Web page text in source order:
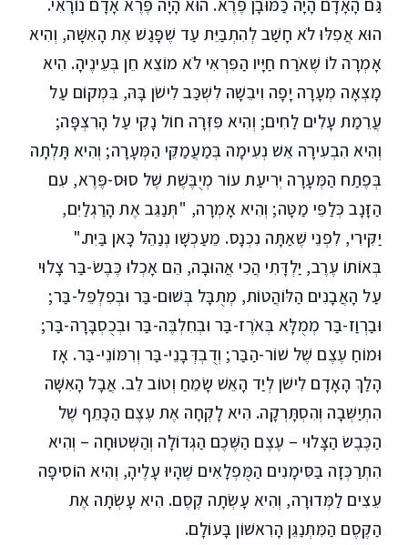
גַּם הָאָדָם הָיָה כַּמּוּבָן פֶּרֶא. הוּא הָיָה פֶּרֶא אָדָם נוֹרָאִי.
הוּא אֲפִלּוּ לֹא חָשַׁב לְהִתְבַּיֵּת עַד שֶׁפָּגַשׁ אֶת הָאִשָּׁה, וְהִיא
אָמְרָה לוֹ שֶׁאֹרַח חַיָּיו הַפִּרְאִי לֹא מוֹצֵא חֵן בְּעֵינֶיהָ. הִיא
מָצְאָה מְעָרָה יָפָה וִיבֵשָׁה לִשְׁכַּב לִישֹׁן בָּהּ, בִּמְקוֹם עַל
עֲרֵמַת עָלִים לַחִים; וְהִיא פִּזְּרָה חוֹל נָקִי עַל הָרִצְפָּה;
וְהִיא הִבְעִירָה אֵשׁ נְעִימָה בְּמַעֲמַקֵּי הַמְּעָרָה; וְהִיא תָּלְתָה
בְּפֶתַח הַמְּעָרָה יְרִיעַת עוֹר מְיֻבֶּשֶׁת שֶׁל סוּס-פֶּרֶא, עִם
הַזָּנָב כְּלַפֵּי מַטָּה; וְהִיא אָמְרָה, "תְּנַגֵּב אֶת הָרַגְלַיִם,
יַקִּירִי, לִפְנֵי שֶׁאַתָּה נִכְנָס. מֵעַכְשָׁו נְנַהֵל כָּאן בַּיִת."
בְּאוֹתוֹ עֶרֶב, יַלְדָּתִי הֲכִי אֲהוּבָה, הֵם אָכְלוּ כֶּבֶשׂ-בַּר צָלוּי
עַל הָאֲבָנִים הַלּוֹהֲטוֹת, מְתֻבָּל בְּשׁוּם-בַּר וּבְפִלְפֵּל-בַּר;
וּבַרְוַז-בַּר מְמֻלָּא בְּאֹרֶז-בַּר וּבְחִלְבֶּה-בַּר וּבְכֻסְבָּרָה-בַּר;
וּמוֹחַ עֶצֶם שֶׁל שׁוֹר-הַבַּר; וְדֻבְדְּבָנֵי-בַּר וְרִמּוֹנֵי-בַּר. אָז
הָלַךְ הָאָדָם לִישֹׁן לְיַד הָאֵשׁ שָׂמֵחַ וְטוֹב לֵב. אֲבָל הָאִשָּׁה
הִתְיַשְּׁבָה וְהִסְתָּרְקָה. הִיא לָקְחָה אֶת עֶצֶם הַכָּתֵף שֶׁל
הַכֶּבֶשׂ הַצָּלוּי – עֶצֶם הַשֶּׁכֶם הַגְּדוֹלָה וְהַשְּׁטוּחָה – וְהִיא
הִתְרַכְּזָה בַּסִּימָנִים הַמֻּפְלָאִים שֶׁהָיוּ עָלֶיהָ, וְהִיא הוֹסִיפָה
עֵצִים לַמְּדוּרָה, וְהִיא עָשְׂתָה קֶסֶם. הִיא עָשְׂתָה אֶת
הַקֶּסֶם הַמִּתְנַגֵּן הָרִאשׁוֹן בָּעוֹלָם.